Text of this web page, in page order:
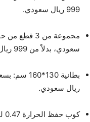
999 ريال سعودي.
سعودي، بدلاً من 999 ريال سعودي.
ريال سعودي.